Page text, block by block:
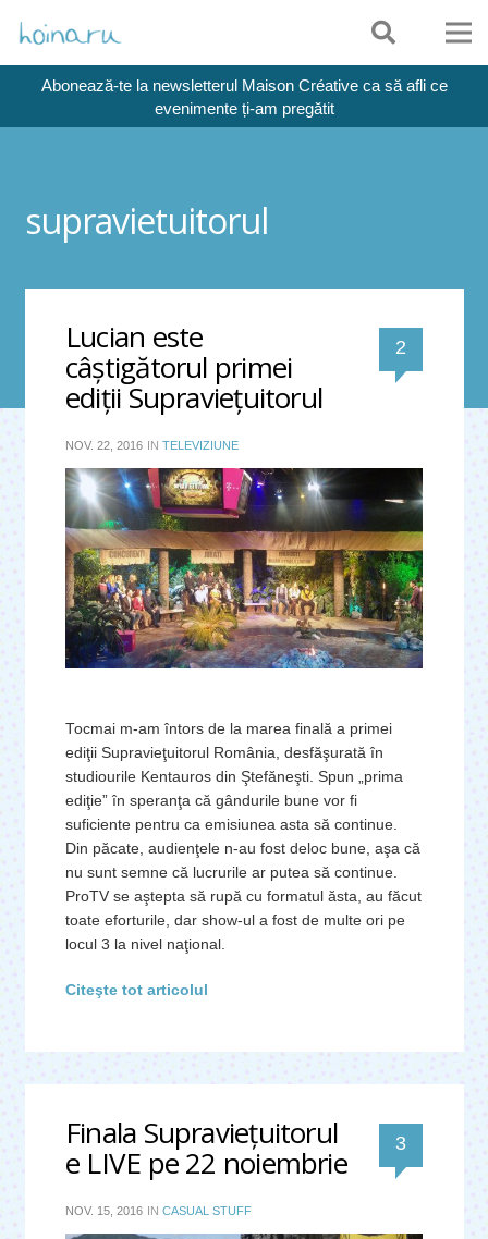
Abonează-te la newsletterul Maison Créative ca să afli ce
evenimente ți-am pregătit
supravietuitorul
Lucian este
câştigătorul primei
ediţii Supravieţuitorul
2
NOV. 22, 2016 IN TELEVIZIUNE
Tocmai m-am întors de la marea finală a primei
ediţii Supravieţuitorul România, desfăşurată în
studiourile Kentauros din Ştefăneşti. Spun „prima
ediţie” în speranţa că gândurile bune vor fi
suficiente pentru ca emisiunea asta să continue.
Din păcate, audienţele n-au fost deloc bune, aşa că
nu sunt semne că lucrurile ar putea să continue.
ProTV se aştepta să rupă cu formatul ăsta, au făcut
toate eforturile, dar show-ul a fost de multe ori pe
locul 3 la nivel naţional.
Citeşte tot articolul
Finala Supravieţuitorul
e LIVE pe 22 noiembrie 3
NOV. 15, 2016 IN CASUAL STUFF